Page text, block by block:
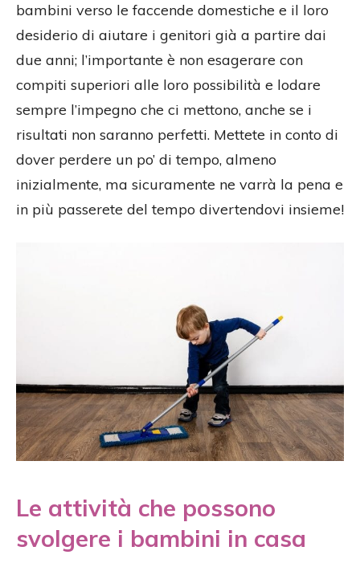
bambini verso le faccende domestiche e il loro
desiderio di aiutare i genitori già a partire dai
due anni; l’importante è non esagerare con
compiti superiori alle loro possibilità e lodare
sempre l’impegno che ci mettono, anche se i
risultati non saranno perfetti. Mettete in conto di
dover perdere un po’ di tempo, almeno
inizialmente, ma sicuramente ne varrà la pena e
in più passerete del tempo divertendovi insieme!
Le attività che possono
svolgere i bambini in casa